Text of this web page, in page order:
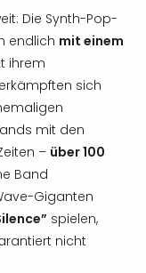
Die Synth-Pop-
endlich mit einem
ihrem
erkämpften sich
mit den
– über 100
Band
Giganten
spielen,
nicht